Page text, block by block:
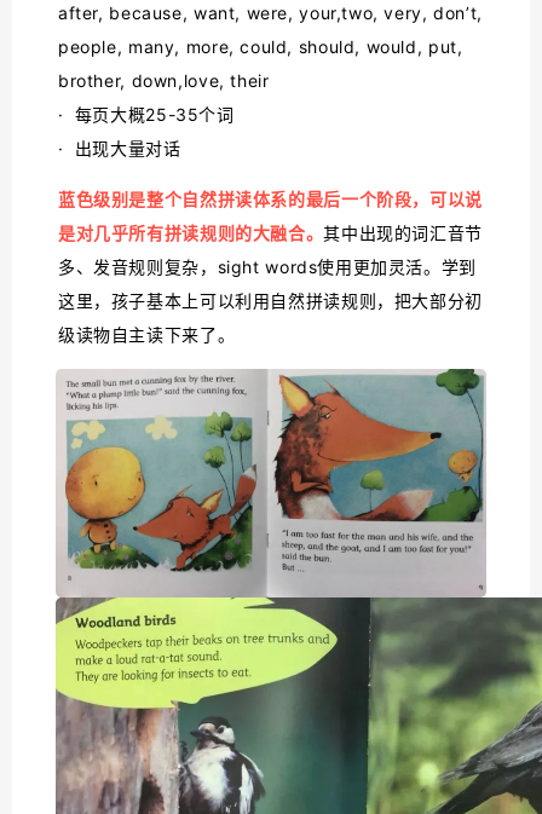
after, because, want, were, your,two, very, don’t,
people, many, more, could, should, would, put,
brother, down,love, their
· 每页大概25-35个词
· 出现大量对话
蓝色级别是整个自然拼读体系的最后一个阶段，可以说
是对几乎所有拼读规则的大融合。其中出现的词汇音节
多、发音规则复杂，sight words使用更加灵活。学到
这里，孩子基本上可以利用自然拼读规则，把大部分初
级读物自主读下来了。